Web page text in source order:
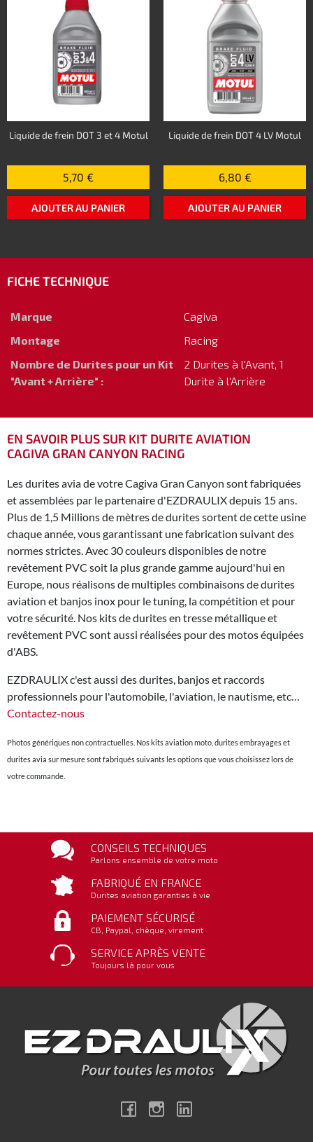
Liquide de frein DOT 3 et 4 Motul
5,70 €
AJOUTER AU PANIER
Liquide de frein DOT 4 LV Motul
6,80 €
AJOUTER AU PANIER
FICHE TECHNIQUE
Marque
Cagiva
Montage
Racing
Nombre de Durites pour un Kit
"Avant + Arrière" :
2 Durites à l'Avant, 1
Durite à l'Arrière
EN SAVOIR PLUS SUR KIT DURITE AVIATION
CAGIVA GRAN CANYON RACING
Les durites avia de votre Cagiva Gran Canyon sont fabriquées
et assemblées par le partenaire d'EZDRAULIX depuis 15 ans.
Plus de 1,5 Millions de mètres de durites sortent de cette usine
chaque année, vous garantissant une fabrication suivant des
normes strictes. Avec 30 couleurs disponibles de notre
revêtement PVC soit la plus grande gamme aujourd'hui en
Europe, nous réalisons de multiples combinaisons de durites
aviation et banjos inox pour le tuning, la compétition et pour
votre sécurité. Nos kits de durites en tresse métallique et
revêtement PVC sont aussi réalisées pour des motos équipées
d'ABS.
EZDRAULIX c'est aussi des durites, banjos et raccords
professionnels pour l'automobile, l'aviation, le nautisme, etc…
Contactez-nous
Photos génériques non contractuelles. Nos kits aviation moto, durites embrayages et
durites avia sur mesure sont fabriqués suivants les options que vous choisissez lors de
votre commande.
CONSEILS TECHNIQUES
Parlons ensemble de votre moto
FABRIQUÉ EN FRANCE
Durites aviation garanties à vie
PAIEMENT SÉCURISÉ
CB, Paypal, chèque, virement
SERVICE APRÈS VENTE
Toujours là pour vous
FacebookInstagram